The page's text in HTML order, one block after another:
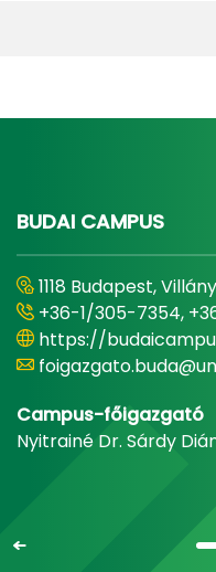
BUDAI CAMPUS
1118 Budapest,
+36-1/305-7354,
https://
Campus-főigazgató
Nyitrainé Dr. Sárdy